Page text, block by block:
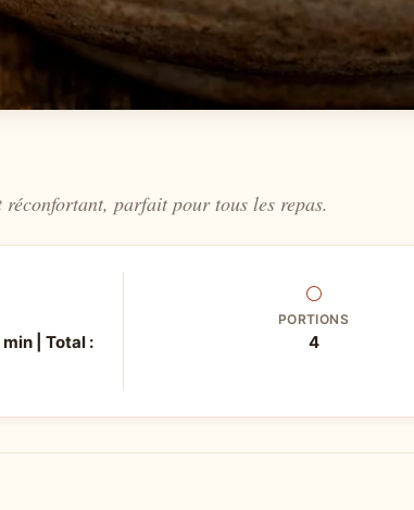
réconfortant, parfait pour tous les repas.
| Total :
⚪
PORTIONS
4